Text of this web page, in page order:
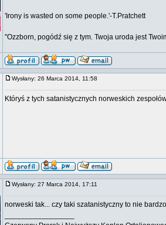
'Irony is wasted on some people.'-T.Pratchett
"Ozzborn, pogódź się z tym. Twoja uroda jest
Wysłany: 26 Marca 2014, 11:58
Któryś z tych satanistycznych norweskich
Wysłany: 27 Marca 2014, 17:11
norweski tak... czy taki szatanistyczny to nie